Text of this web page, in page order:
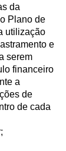
da
Plano de
utilização
e
serem
financeiro
a
de
de cada